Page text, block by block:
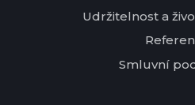
Udržitelnost a
Smluvní